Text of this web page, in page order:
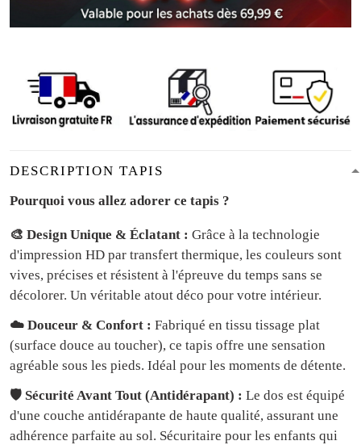
DESCRIPTION TAPIS
Pourquoi vous allez adorer ce tapis ?
🎨 Design Unique & Éclatant : Grâce à la technologie
d'impression HD par transfert thermique, les couleurs sont
vives, précises et résistent à l'épreuve du temps sans se
décolorer. Un véritable atout déco pour votre intérieur.
☁️ Douceur & Confort : Fabriqué en tissu tissage plat
(surface douce au toucher), ce tapis offre une sensation
agréable sous les pieds. Idéal pour les moments de détente.
🛡️ Sécurité Avant Tout (Antidérapant) : Le dos est équipé
d'une couche antidérapante de haute qualité, assurant une
adhérence parfaite au sol. Sécuritaire pour les enfants qui